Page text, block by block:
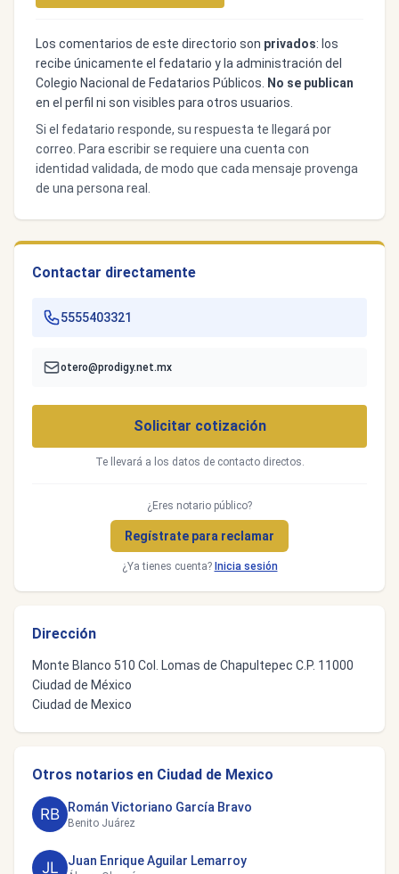
Los comentarios de este directorio son privados: los
recibe únicamente el fedatario y la administración del
Colegio Nacional de Fedatarios Públicos.
No se publican
en el perfil ni son visibles para otros usuarios.
Si el fedatario responde, su respuesta te llegará por
correo. Para escribir se requiere una cuenta con
identidad validada, de modo que cada mensaje provenga
de una persona real.
Contactar directamente
5555403321
otero@prodigy.net.mx
Solicitar cotización
Te llevará a los datos de contacto directos.
¿Eres notario público?
Regístrate para reclamar
¿Ya tienes cuenta? Inicia sesión
Dirección
Monte Blanco 510 Col. Lomas de Chapultepec C.P. 11000
Ciudad de México
Ciudad de Mexico
Otros notarios en Ciudad de Mexico
Román Victoriano García Bravo
Benito Juárez
Juan Enrique Aguilar Lemarroy